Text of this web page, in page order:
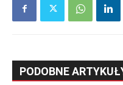
PODOBNE